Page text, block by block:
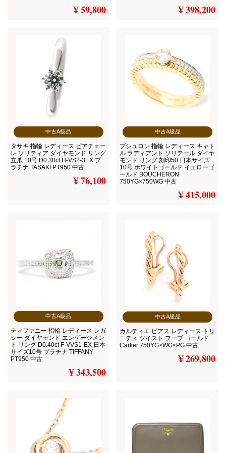
¥ 59,800 ¥ 398,200
中古A級品
タサキ 指輪 レディース ピアチェー
レ ソリティア ダイヤモンド リング
立爪 10号 D0.30ct H-VS2-3EX プ
ラチナ TASAKI PT950 中古
¥ 76,100
中古A級品
ブシュロン 指輪 レディース キャト
ル ラディアント ソリテール ダイヤ
モンド リング 刻印50 日本サイズ
10号 ホワイトゴールド イエローゴ
ールド BOUCHERON
750YG×750WG 中古
¥ 415,000
中古A級品
ティファニー 指輪 レディース レガ
シー ダイヤモンド エンゲージメン
ト リング D0.40ct F-VVS1-EX 日本
サイズ10号 プラチナ TIFFANY
PT950 中古
¥ 343,500
中古A級品
カルティエ ピアス レディース トリ
ニティ ツイスト フープ ゴールド
Cartier 750YG×WG×PG 中古
¥ 269,800